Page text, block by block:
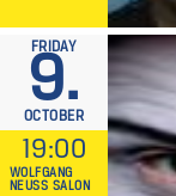
FRIDAY
9.
OCTOBER
19:00
WOLFGANG
NEUSS SALON